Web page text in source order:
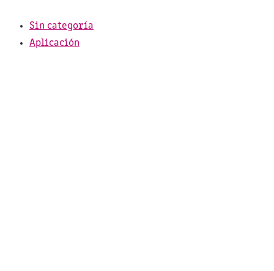
Sin categoría
Aplicación